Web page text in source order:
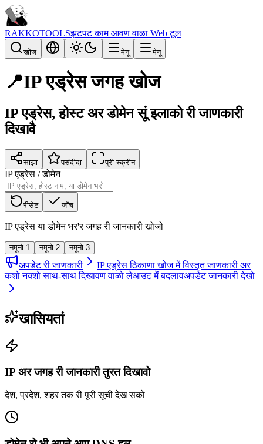
RAKKOTOOLSझटपट काम आवण वाळा Web टूल
खोज मेनू मेनू
📍IP एड्रेस जगह खोज
IP एड्रेस, होस्ट अर डोमेन सूं इलाको री जाणकारी
दिखावै
साझा पसंदीदा पूरी स्क्रीन
IP एड्रेस / डोमेन
रीसेट जाँच
IP एड्रेस या डोमेन भर'र जगह री जानकारी खोजो
नमूनो 1 नमूनो 2 नमूनो 3
अपडेट री जाणकारी
IP एड्रेस ठिकाणा खोज में विस्तृत जाणकारी अर
कशो नक्शो साथ-साथ दिखावण वाळो लेआउट में बदलावअपडेट जानकारी देखो
खासियतां
IP अर जगह री जानकारी तुरत दिखावो
देश, प्रदेश, शहर तक री पूरी सूची देख सको